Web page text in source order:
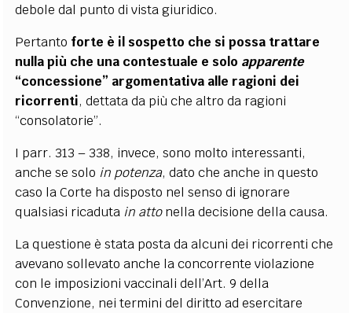
debole dal punto di vista giuridico.
Pertanto forte è il sospetto che si possa trattare
nulla più che una contestuale e solo apparente
“concessione” argomentativa alle ragioni dei
ricorrenti, dettata da più che altro da ragioni
“consolatorie”.
I parr. 313 – 338, invece, sono molto interessanti,
anche se solo in potenza, dato che anche in questo
caso la Corte ha disposto nel senso di ignorare
qualsiasi ricaduta in attonella decisione della causa.
La questione è stata posta da alcuni dei ricorrenti che
avevano sollevato anche la concorrente violazione
con le imposizioni vaccinali dell’Art. 9 della
Convenzione, nei termini del diritto ad esercitare